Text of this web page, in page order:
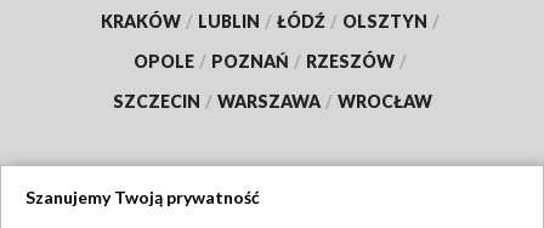
KRAKÓW / LUBLIN / ŁÓDŹ / OLSZTYN /
OPOLE / POZNAŃ / RZESZÓW /
SZCZECIN / WARSZAWA / WROCŁAW
Szanujemy Twoją prywatność